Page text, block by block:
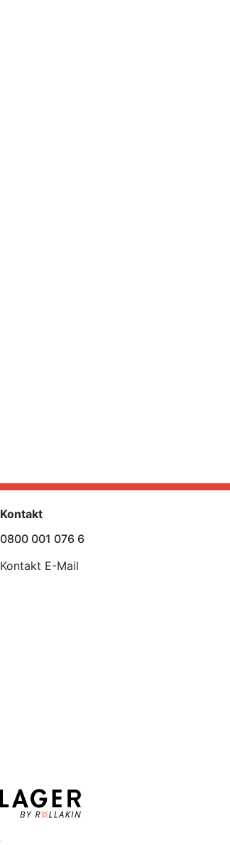
Kontakt
0800 001 076 6
Kontakt E-Mail